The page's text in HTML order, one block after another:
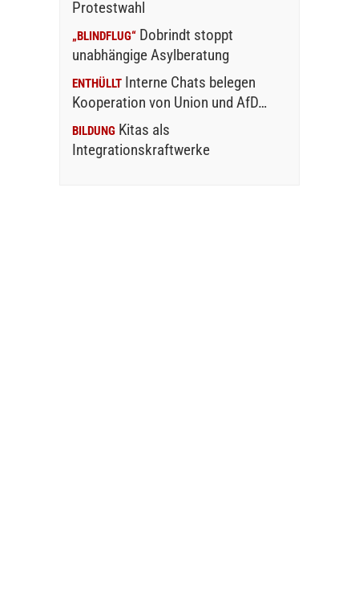
Protestwahl
„BLINDFLUG“ Dobrindt stoppt
unabhängige Asylberatung
ENTHÜLLT Interne Chats belegen
Kooperation von Union und AfD…
BILDUNG Kitas als
Integrationskraftwerke